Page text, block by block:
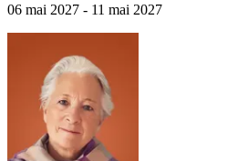
06 mai 2027 - 11 mai 2027